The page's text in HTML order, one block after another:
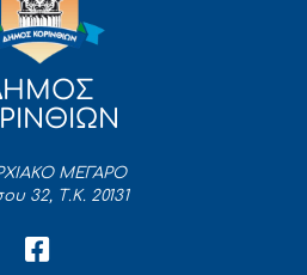
ΜΕΓΑΡΟ
32, Τ.Κ. 20131